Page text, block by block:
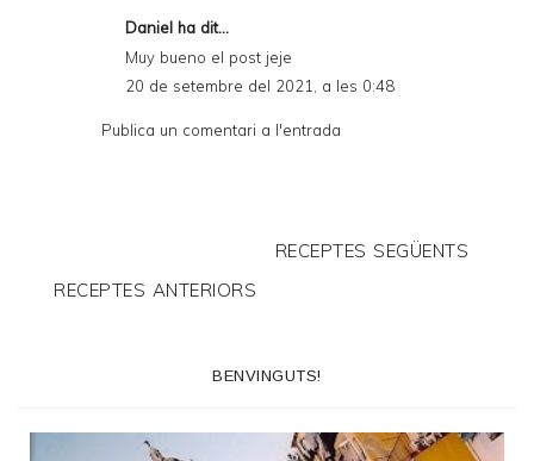
Daniel ha dit...
Muy bueno el post jeje
20 de setembre del 2021, a les 0:48
Publica un comentari a l'entrada
RECEPTES SEGÜENTS
RECEPTES ANTERIORS
BENVINGUTS!